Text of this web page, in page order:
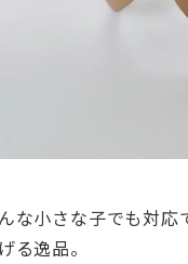
な小さな子でも対
る逸品。